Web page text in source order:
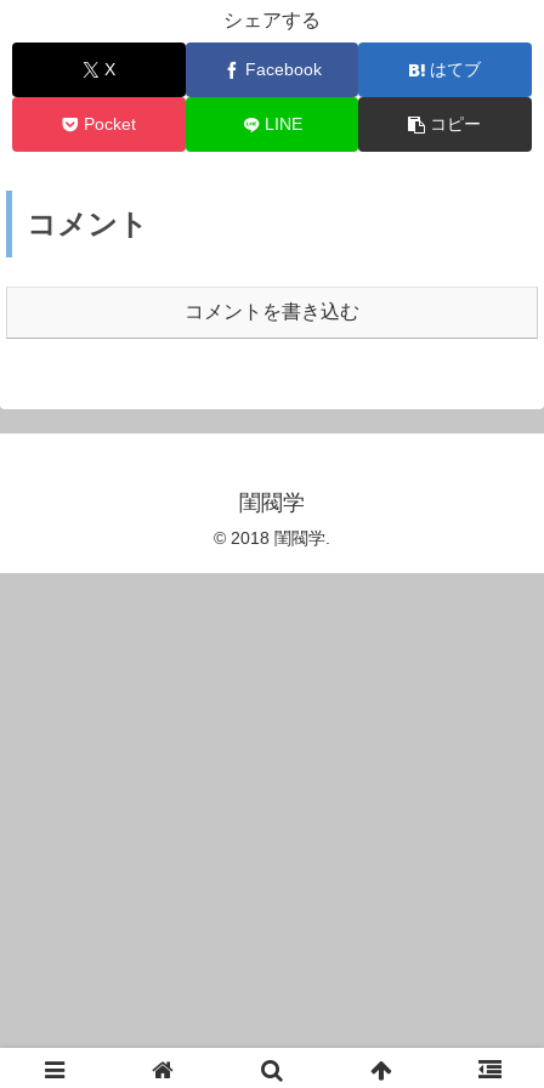
シェアする
X Facebook はてブ
Pocket LINE コピー
コメント
コメントを書き込む
閨閥学
© 2018 閨閥学.